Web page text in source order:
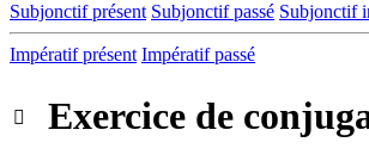
Subjonctif présent Subjonctif passé Subjonctif
Impératif présent Impératif passé
 Exercice de